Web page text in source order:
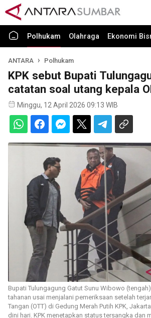
Polhukam Olahraga Ekonomi
ANTARA Polhukam
KPK sebut Bupati
catatan soal utang kepala
Minggu, 12 April 2026 09:13 WIB
Bupati Tulungagung Gatut Sunu Wibowo
tahanan usai menjalani pemeriksaan setelah
Tangan (OTT) di Gedung Merah Putih KPK,
dini hari. KPK menetapkan status tersangka dan